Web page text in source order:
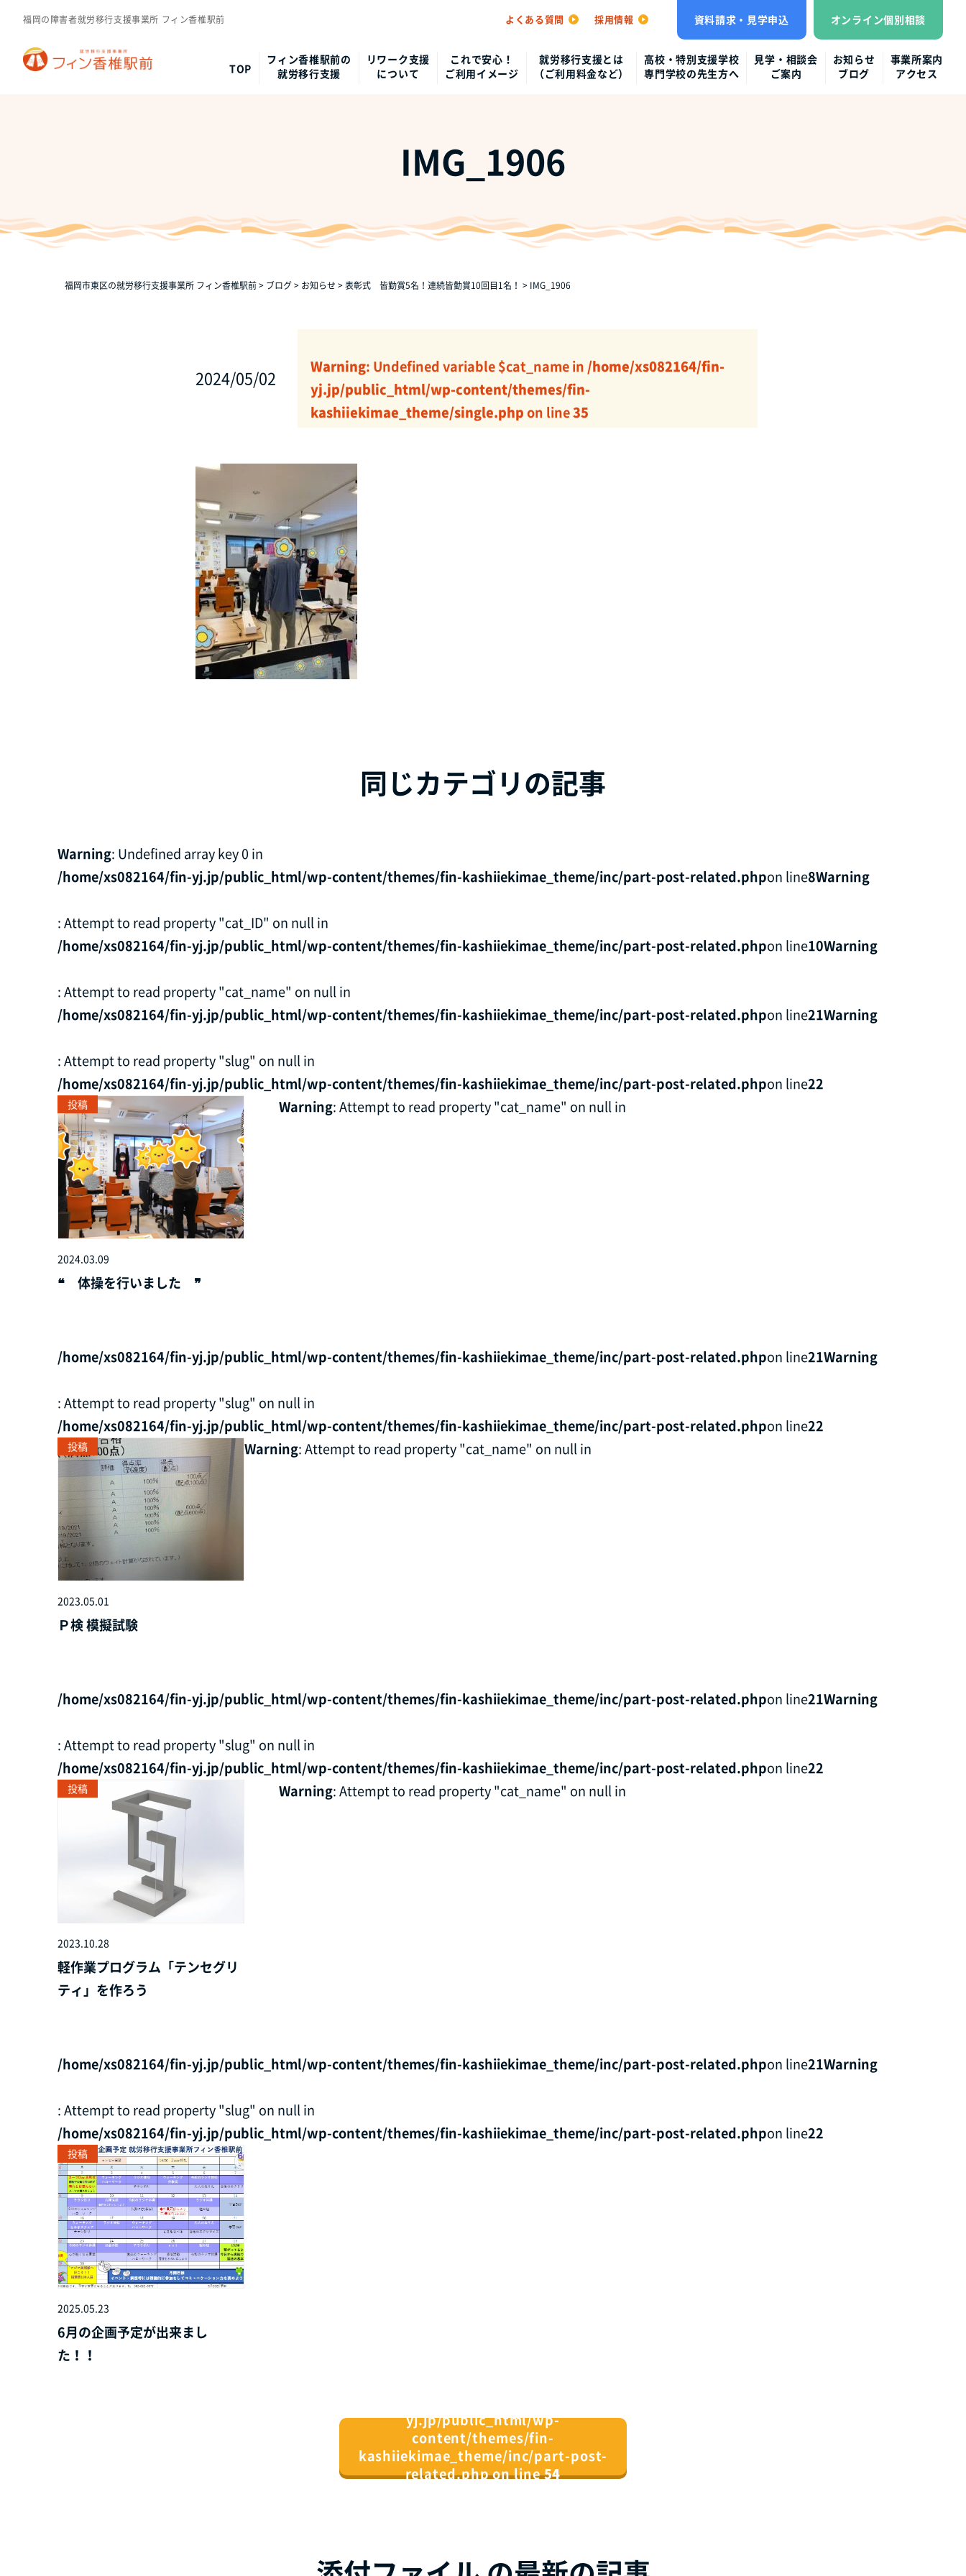
福岡の障害者就労移行支援事業所 フィン香椎駅前 よくある質問 採用情報 資料請求・見学申込 オンライン個別相談
TOP
フィン香椎駅前の
就労移行支援
リワーク支援
について
これで安心！
ご利用イメージ
就労移行支援とは
（ご利用料金など）
高校・特別支援学校
専門学校の先生方へ
見学・相談会
ご案内
お知らせ
ブログ
事業所案内
アクセス
IMG_1906
福岡市東区の就労移行支援事業所 フィン香椎駅前> ブログ> お知らせ >表彰式 皆勤賞5名！連続皆勤賞10回目1名！ > IMG_1906
2024/05/02
Warning: Undefined variable $cat_name in /home/xs082164/fin-
yj.jp/public_html/wp-content/themes/fin-
kashiiekimae_theme/single.phpon line35
同じカテゴリの記事
Warning: Undefined array key 0 in
/home/xs082164/fin-yj.jp/public_html/wp-content/themes/fin-kashiiekimae_theme/inc/part-post-related.phpon line8Warning
: Attempt to read property "cat_ID" on null in
/home/xs082164/fin-yj.jp/public_html/wp-content/themes/fin-kashiiekimae_theme/inc/part-post-related.phpon line10Warning
: Attempt to read property "cat_name" on null in
/home/xs082164/fin-yj.jp/public_html/wp-content/themes/fin-kashiiekimae_theme/inc/part-post-related.phpon line21Warning
: Attempt to read property "slug" on null in
/home/xs082164/fin-yj.jp/public_html/wp-content/themes/fin-kashiiekimae_theme/inc/part-post-related.phpon line22
投稿
2024.03.09
❝ 体操を行いました ❞
Warning: Attempt to read property "cat_name" on null in
/home/xs082164/fin-yj.jp/public_html/wp-content/themes/fin-kashiiekimae_theme/inc/part-post-related.phpon line21Warning
: Attempt to read property "slug" on null in
/home/xs082164/fin-yj.jp/public_html/wp-content/themes/fin-kashiiekimae_theme/inc/part-post-related.phpon line22
投稿
2023.05.01
Ｐ検 模擬試験
Warning: Attempt to read property "cat_name" on null in
/home/xs082164/fin-yj.jp/public_html/wp-content/themes/fin-kashiiekimae_theme/inc/part-post-related.phpon line21Warning
: Attempt to read property "slug" on null in
/home/xs082164/fin-yj.jp/public_html/wp-content/themes/fin-kashiiekimae_theme/inc/part-post-related.phpon line22
投稿
2023.10.28
軽作業プログラム「テンセグリ
ティ」を作ろう
Warning: Attempt to read property "cat_name" on null in
/home/xs082164/fin-yj.jp/public_html/wp-content/themes/fin-kashiiekimae_theme/inc/part-post-related.phpon line21Warning
: Attempt to read property "slug" on null in
/home/xs082164/fin-yj.jp/public_html/wp-content/themes/fin-kashiiekimae_theme/inc/part-post-related.phpon line22
投稿
2025.05.23
6月の企画予定が出来まし
た！！
yj.jp/public_html/wp-
content/themes/fin-
kashiiekimae_theme/inc/part-post-
related.php on line54